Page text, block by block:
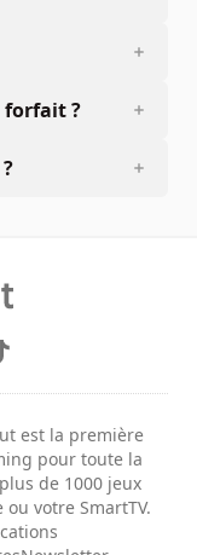
forfait ?
est la première
pour toute la
de 1000 jeux
votre SmartTV.